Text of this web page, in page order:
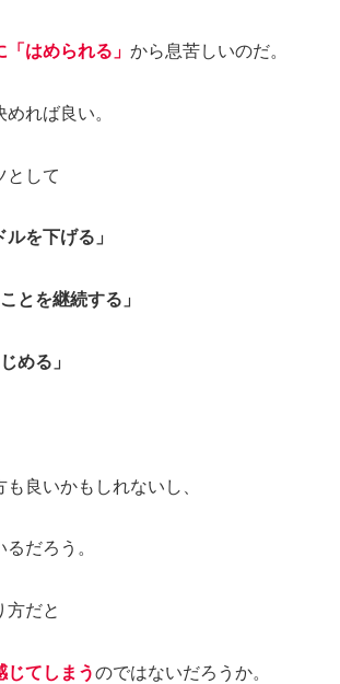
「はめられる」 から息苦しいのだ。
めれば良い。
として
ルを下げる」
とを継続する」
める」
良いかもしれないし、
だろう。
方だと
じてしまうのではないだろうか。